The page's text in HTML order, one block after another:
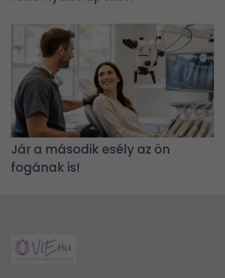
Jár a második esély az ön
fogának is!